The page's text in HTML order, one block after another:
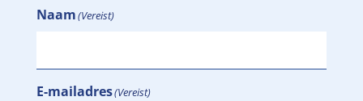
Naam(Vereist)
E-mailadres(Vereist)